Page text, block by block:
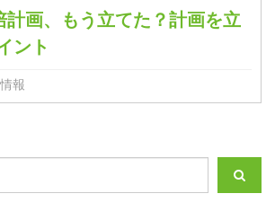
計画、もう立てた？計画を立
ント
報